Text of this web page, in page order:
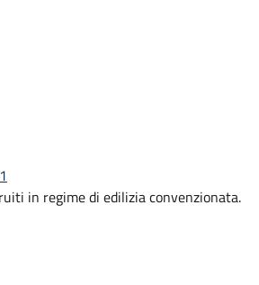
in regime di edilizia convenzionata.